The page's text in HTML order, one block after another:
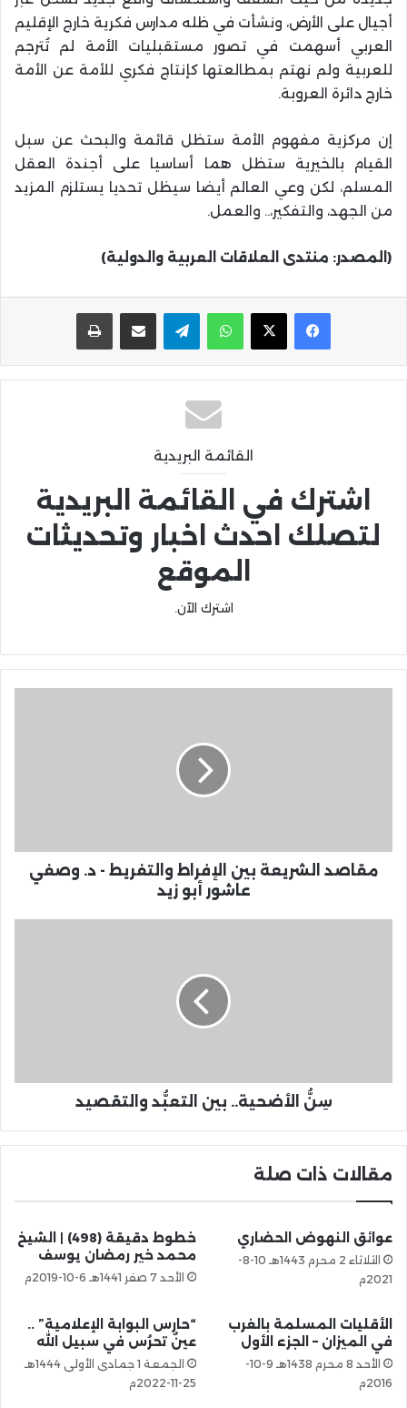
أجيال على الأرض، ونشأت في ظله مدارس فكرية خارج الإقليم
العربي أسهمت في تصور مستقبليات الأمة لم تُترجم
للعربية ولم نهتم بمطالعتها كإنتاج فكري للأمة عن الأمة
خارج دائرة العروبة.
إن مركزية مفهوم الأمة ستظل قائمة والبحث عن سبل
القيام بالخيرية ستظل هما أساسيا على أجندة العقل
المسلم، لكن وعي العالم أيضا سيظل تحديا يستلزم المزيد
من الجهد، والتفكير،.. والعمل.
(المصدر: منتدى العلاقات العربية والدولية)
واتساب تيلقرام مشاركة عبر البريد
القائمة البريدية
اشترك في القائمة البريدية
لتصلك احدث اخبار وتحديثات
الموقع
اشترك الآن.
مقاصد الشريعة بين الإفراط والتفريط - د. وصفي
عاشور أبو زيد
سِنُّ الأضحية.. بين التعبُّد والتقصيد
مقالات ذات صلة
عوائق النهوض الحضاري
الثلاثاء 2 محرم 1443هـ 10-8-
2021م
خطوط دقيقة (498) | الشيخ
محمد خير رمضان يوسف
الأحد 7 صفر 1441هـ 6-10-2019م
الأقليات المسلمة بالغرب
في الميزان – الجزء الأول
الأحد 8 محرم 1438هـ 9-10-
2016م
“حارس البوابة الإعلامية” ..
عينٌ تحرُس في سبيل الله
الجمعة 1 جمادى الأولى 1444هـ
25-11-2022م